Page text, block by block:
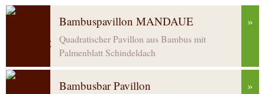
Bambuspavillon MANDAUE
Quadratischer Pavillon aus Bambus mit
Palmenblatt Schindeldach
»
Bambusbar Pavillon »